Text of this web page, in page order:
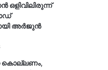
ഒളിവിലിരുന്ന്
അർജുൻ
കൊല്ലണം,